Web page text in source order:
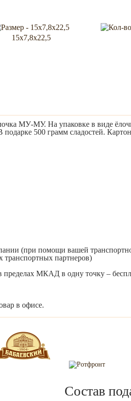
15х7,8х22,5
МУ-МУ. На упаковке в виде
500 грамм сладостей.
(при помощи вашей
транспортных партнеров)
пределах МКАД в одну точку –
в офисе.
Состав